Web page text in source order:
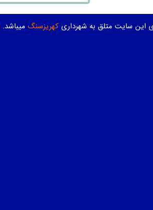
این سایت متلق به شهرداریکهریزسنگ میباشد.